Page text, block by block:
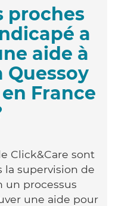
proches
a
aide à
Quessoy
France
Click&Care sont
la supervision de
un processus
une aide pour